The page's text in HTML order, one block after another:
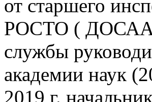
от старшего
РОСТО (
службы
академии наук
2019 г.